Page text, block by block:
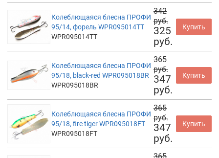
Колеблющаяся блесна ПРОФИ
95/14, форель WPR095014TT
WPR095014TT
342
руб.
325
руб.
Купить
Колеблющаяся блесна ПРОФИ
95/18, black-red WPR095018BR
WPR095018BR
365
руб.
347
руб.
Купить
Колеблющаяся блесна ПРОФИ
95/18, fire tiger WPR095018FT
WPR095018FT
365
руб.
347
руб.
Купить